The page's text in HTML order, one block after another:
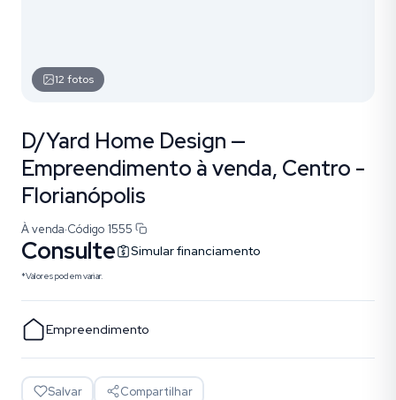
12 fotos
D/Yard Home Design —
Empreendimento à venda, Centro -
Florianópolis
À venda·Código 1555
Consulte Simular financiamento
*Valores podem variar.
Empreendimento
Salvar Compartilhar